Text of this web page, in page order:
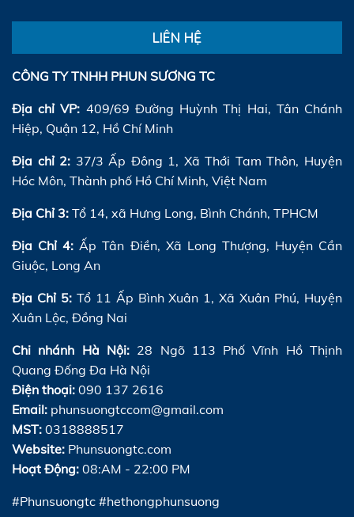
LIÊN HỆ
CÔNG TY TNHH PHUN SƯƠNG TC
Địa chỉ VP: 409/69 Đường Huỳnh Thị Hai, Tân Chánh
Hiệp, Quận 12, Hồ Chí Minh
Địa chỉ 2: 37/3 Ấp Đông 1, Xã Thới Tam Thôn, Huyện
Hóc Môn, Thành phố Hồ Chí Minh, Việt Nam
Địa Chỉ 3: Tổ 14, xã Hưng Long, Bình Chánh, TPHCM
Địa Chỉ 4: Ấp Tân Điền, Xã Long Thượng, Huyện Cần
Giuộc, Long An
Địa Chỉ 5:Tổ 11 Ấp Bình Xuân 1, Xã Xuân Phú, Huyện
Xuân Lộc, Đồng Nai
Chi nhánh Hà Nội: 28 Ngõ 113 Phố Vĩnh Hồ Thịnh
Quang Đống Đa Hà Nội
Điện thoại: 090 137 2616
Email: phunsuongtccom@gmail.com
MST: 0318888517
Website: Phunsuongtc.com
Hoạt Động: 08:AM - 22:00 PM
#Phunsuongtc #hethongphunsuong